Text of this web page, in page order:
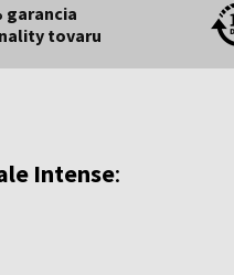
garancia
tovaru
Intense: